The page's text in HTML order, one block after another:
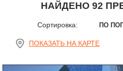
НАЙДЕНО 92
Сортировка:
ПОКАЗАТЬ НА КАРТЕ